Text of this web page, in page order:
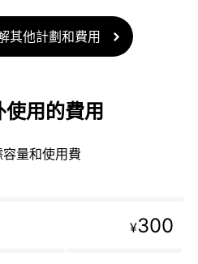
其他計劃和費用
使用的費用
量和使用費
¥300